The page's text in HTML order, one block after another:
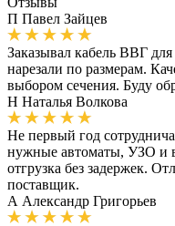
П Павел Зайцев
Заказывал кабель ВВГ
нарезали по размерам.
выбором сечения. Буду
Н Наталья Волкова
Не первый год
нужные автоматы, УЗО и
отгрузка без задержек.
поставщик.
А Александр Григорьев